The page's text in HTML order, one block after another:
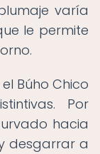
varía
le permite
Búho Chico
Por
hacia
desgarrar a